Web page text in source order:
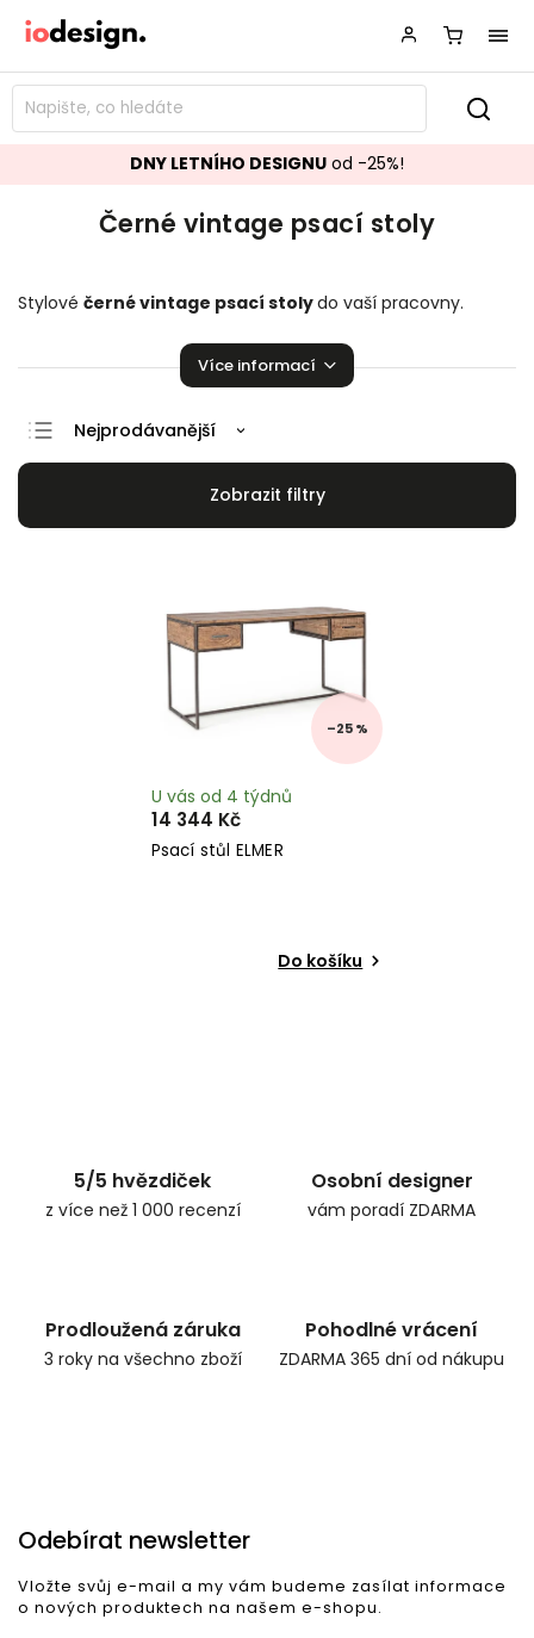
DNY LETNÍHO DESIGNU od -25%!
Černé vintage psací stoly
Stylové černé vintage psací stolydo vaší pracovny.
Více informací
Doporučujeme
Nejprodávanější
–25 %
Psací stůl ELMER
U vás od 4 týdnů
14 344 Kč
Do košíku
5/5 hvězdiček
z více než 1 000 recenzí
Osobní designer
vám poradí ZDARMA
Prodloužená záruka
3 roky na všechno zboží
Pohodlné vrácení
ZDARMA 365 dní od nákupu
Odebírat newsletter
Vložte svůj e-mail a my vám budeme zasílat informace
o nových produktech na našem e-shopu.